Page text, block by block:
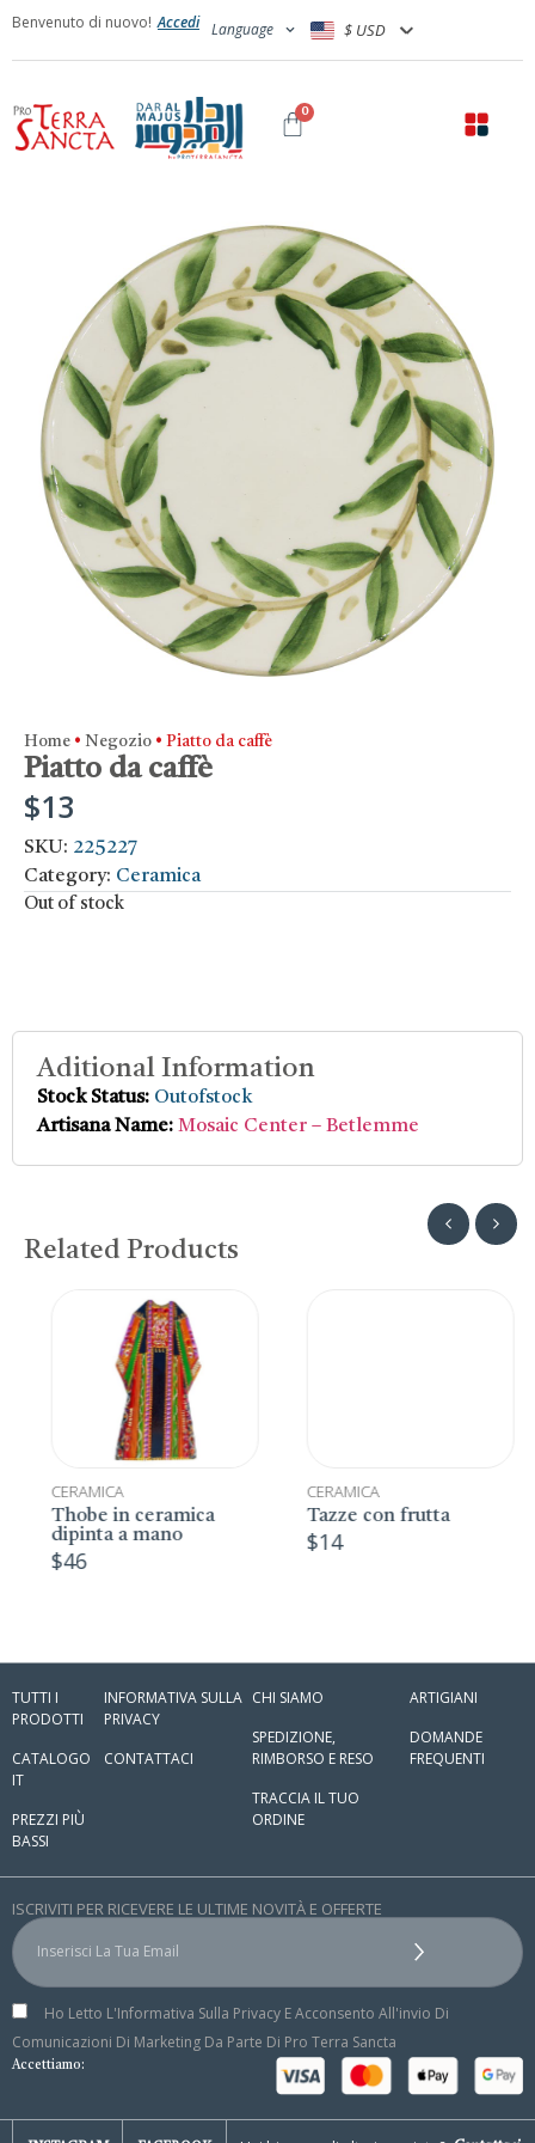
Benvenuto di nuovo! Accedi Language $ USD
0
Home • Negozio • Piatto da caffè
Piatto da caffè
$13
SKU: 225227
Category: Ceramica
Out of stock
Aditional Information
Stock Status: Outofstock
Artisana Name: Mosaic Center – Betlemme
Related Products
CERAMICA
Thobe in ceramica
dipinta a mano
46
CERAMICA
Tazze con frutta
14
ISCRIVITI PER RICEVERE LE ULTIME NOVITÀ E OFFERTE
Ho Letto L'Informativa Sulla Privacy E Acconsento All'invio Di
Comunicazioni Di Marketing Da Parte Di Pro Terra Sancta
Accettiamo:
TUTTI I
PRODOTTI
CATALOGO
IT
PREZZI PIÙ
BASSI
INFORMATIVA SULLA
PRIVACY
CONTATTACI
CHI SIAMO
SPEDIZIONE,
RIMBORSO E RESO
TRACCIA IL TUO
ORDINE
ARTIGIANI
DOMANDE
FREQUENTI